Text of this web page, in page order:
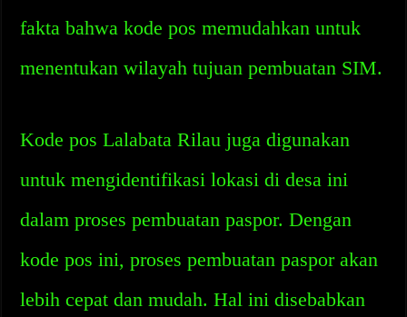
fakta bahwa kode pos memudahkan untuk
menentukan wilayah tujuan pembuatan SIM.
Kode pos Lalabata Rilau juga digunakan
untuk mengidentifikasi lokasi di desa ini
dalam proses pembuatan paspor. Dengan
kode pos ini, proses pembuatan paspor akan
lebih cepat dan mudah. Hal ini disebabkan